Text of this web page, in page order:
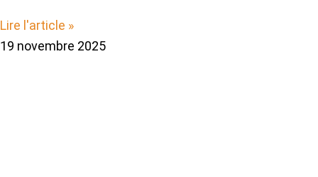
Lire l'article »
19 novembre 2025